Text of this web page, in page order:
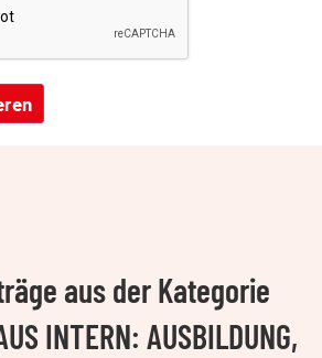
aus der Kategorie
INTERN: AUSBILDUNG,